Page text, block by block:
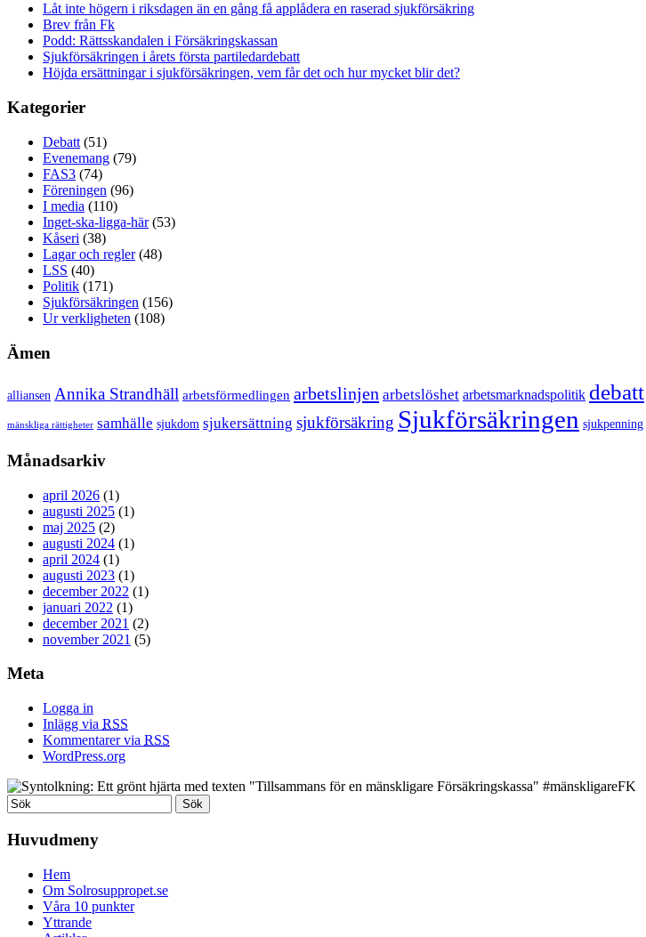
Låt inte högern i riksdagen än en gång få applådera en raserad sjukförsäkring
Brev från Fk
Podd: Rättsskandalen i Försäkringskassan
Sjukförsäkringen i årets första partiledardebatt
Höjda ersättningar i sjukförsäkringen, vem får det och hur mycket blir det?
Kategorier
Debatt (51)
Evenemang (79)
FAS3 (74)
Föreningen (96)
I media (110)
Inget-ska-ligga-här(53)
Kåseri (38)
Lagar och regler(48)
LSS (40)
Politik (171)
Sjukförsäkringen (156)
Ur verkligheten (108)
Ämen
alliansen Annika Strandhäll arbetsförmedlingen arbetslinjen arbetslöshet arbetsmarknadspolitik debatt
mänskliga rättigheter samhälle sjukdom sjukersättning sjukförsäkring Sjukförsäkringen sjukpenning
Månadsarkiv
april 2026 (1)
augusti 2025 (1)
maj 2025 (2)
augusti 2024 (1)
april 2024 (1)
augusti 2023 (1)
december 2022 (1)
januari 2022 (1)
december 2021 (2)
november 2021 (5)
Meta
Logga in
Inlägg via RSS
Kommentarer via RSS
WordPress.org
Huvudmeny
Hem
Om Solrosuppropet.se
Våra 10 punkter
Yttrande